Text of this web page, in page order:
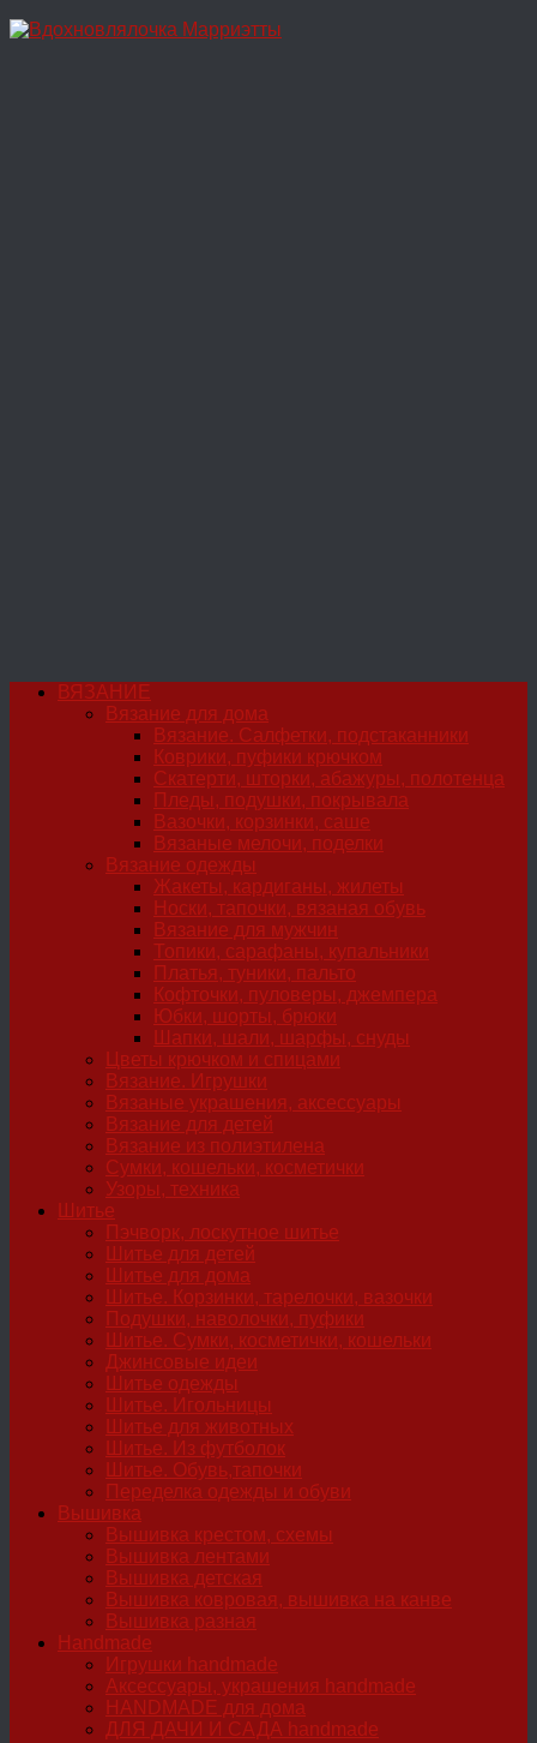
Перейти
ВЯЗАНИЕ
Вязание для дома
Вязание. Салфетки, подстаканники
Коврики, пуфики крючком
Скатерти, шторки, абажуры, полотенца
Пледы, подушки, покрывала
Вазочки, корзинки, саше
Вязаные мелочи, поделки
Вязание одежды
Жакеты, кардиганы, жилеты
Носки, тапочки, вязаная обувь
Вязание для мужчин
Топики, сарафаны, купальники
Платья, туники, пальто
Кофточки, пуловеры, джемпера
Юбки, шорты, брюки
Шапки, шали, шарфы, снуды
Цветы крючком и спицами
Вязание. Игрушки
Вязаные украшения, аксессуары
Вязание для детей
Вязание из полиэтилена
Сумки, кошельки, косметички
Узоры, техника
Шитье
Пэчворк, лоскутное шитье
Шитье для детей
Шитье для дома
Шитье. Корзинки, тарелочки, вазочки
Подушки, наволочки, пуфики
Шитье. Сумки, косметички, кошельки
Джинсовые идеи
Шитье одежды
Шитье. Игольницы
Шитье для животных
Шитье. Из футболок
Шитье. Обувь,тапочки
Переделка одежды и обуви
Вышивка
Вышивка крестом, схемы
Вышивка лентами
Вышивка детская
Вышивка ковровая, вышивка на канве
Вышивка разная
Handmade
Игрушки handmade
Аксессуары, украшения handmade
HANDMADE для дома
ДЛЯ ДАЧИ И САДА handmade